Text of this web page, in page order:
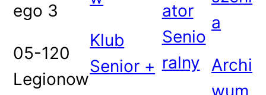
ego 3
05-120
Legionow
Klub
Senior +
ator
Senio
ralny
a
Archi
wum